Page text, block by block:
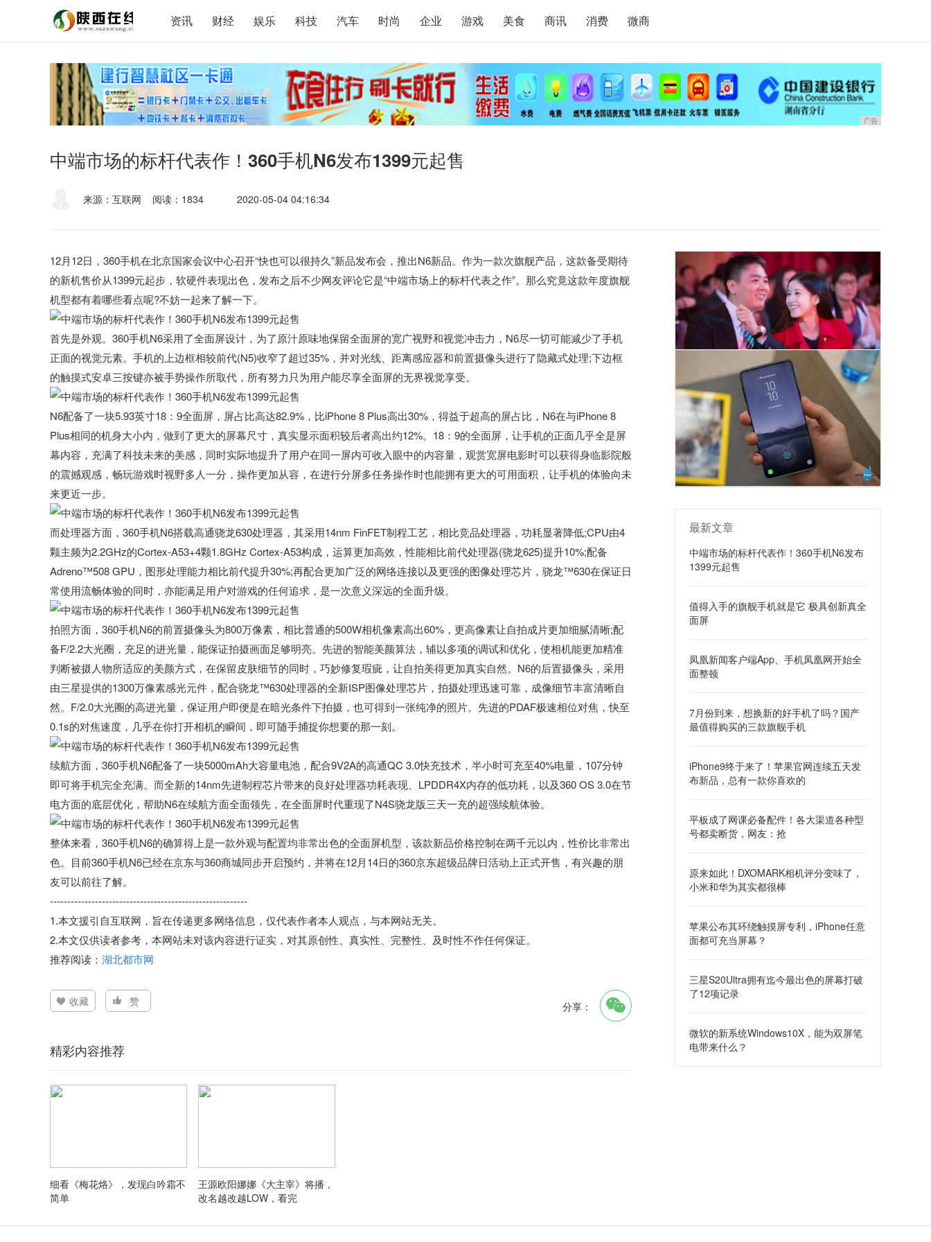
资讯 财经 娱乐 科技 汽车 时尚 企业 游戏 美食 商讯 消费 微商
广告
中端市场的标杆代表作！360手机N6发布1399元起售
来源：互联网 阅读：1834 2020-05-04 04:16:34
12月12日，360手机在北京国家会议中心召开“快也可以很持久”新品发布会，推出N6新品。作为一款次旗舰产品，这款备受期待
的新机售价从1399元起步，软硬件表现出色，发布之后不少网友评论它是“中端市场上的标杆代表之作”。那么究竟这款年度旗舰
机型都有着哪些看点呢?不妨一起来了解一下。
首先是外观。360手机N6采用了全面屏设计，为了原汁原味地保留全面屏的宽广视野和视觉冲击力，N6尽一切可能减少了手机
正面的视觉元素。手机的上边框相较前代(N5)收窄了超过35%，并对光线、距离感应器和前置摄像头进行了隐藏式处理;下边框
的触摸式安卓三按键亦被手势操作所取代，所有努力只为用户能尽享全面屏的无界视觉享受。
N6配备了一块5.93英寸18：9全面屏，屏占比高达82.9%，比iPhone 8 Plus高出30%，得益于超高的屏占比，N6在与iPhone 8
Plus相同的机身大小内，做到了更大的屏幕尺寸，真实显示面积较后者高出约12%。18：9的全面屏，让手机的正面几乎全是屏
幕内容，充满了科技未来的美感，同时实际地提升了用户在同一屏内可收入眼中的内容量，观赏宽屏电影时可以获得身临影院般
的震撼观感，畅玩游戏时视野多人一分，操作更加从容，在进行分屏多任务操作时也能拥有更大的可用面积，让手机的体验向未
来更近一步。
而处理器方面，360手机N6搭载高通骁龙630处理器，其采用14nm FinFET制程工艺，相比竞品处理器，功耗显著降低;CPU由4
颗主频为2.2GHz的Cortex-A53+4颗1.8GHz Cortex-A53构成，运算更加高效，性能相比前代处理器(骁龙625)提升10%;配备
Adreno™508 GPU，图形处理能力相比前代提升30%;再配合更加广泛的网络连接以及更强的图像处理芯片，骁龙™630在保证日
常使用流畅体验的同时，亦能满足用户对游戏的任何追求，是一次意义深远的全面升级。
拍照方面，360手机N6的前置摄像头为800万像素，相比普通的500W相机像素高出60%，更高像素让自拍成片更加细腻清晰;配
备F/2.2大光圈，充足的进光量，能保证拍摄画面足够明亮。先进的智能美颜算法，辅以多项的调试和优化，使相机能更加精准
判断被摄人物所适应的美颜方式，在保留皮肤细节的同时，巧妙修复瑕疵，让自拍美得更加真实自然。N6的后置摄像头，采用
由三星提供的1300万像素感光元件，配合骁龙™630处理器的全新ISP图像处理芯片，拍摄处理迅速可靠，成像细节丰富清晰自
然。F/2.0大光圈的高进光量，保证用户即便是在暗光条件下拍摄，也可得到一张纯净的照片。先进的PDAF极速相位对焦，快至
0.1s的对焦速度，几乎在你打开相机的瞬间，即可随手捕捉你想要的那一刻。
续航方面，360手机N6配备了一块5000mAh大容量电池，配合9V2A的高通QC 3.0快充技术，半小时可充至40%电量，107分钟
即可将手机完全充满。而全新的14nm先进制程芯片带来的良好处理器功耗表现、LPDDR4X内存的低功耗，以及360 OS 3.0在节
电方面的底层优化，帮助N6在续航方面全面领先，在全面屏时代重现了N4S骁龙版三天一充的超强续航体验。
整体来看，360手机N6的确算得上是一款外观与配置均非常出色的全面屏机型，该款新品价格控制在两千元以内，性价比非常出
色。目前360手机N6已经在京东与360商城同步开启预约，并将在12月14日的360京东超级品牌日活动上正式开售，有兴趣的朋
友可以前往了解。
---------------------------------------------------------
1.本文援引自互联网，旨在传递更多网络信息，仅代表作者本人观点，与本网站无关。
2.本文仅供读者参考，本网站未对该内容进行证实，对其原创性、真实性、完整性、及时性不作任何保证。
推荐阅读： 湖北都市网
收藏 赞 分享：
精彩内容推荐
细看《梅花烙》，发现白吟霜不
简单
王源欧阳娜娜《大主宰》将播，
改名越改越LOW，看完
最新文章
中端市场的标杆代表作！360手机N6发布
1399元起售
值得入手的旗舰手机就是它 极具创新真全
面屏
凤凰新闻客户端App、手机凤凰网开始全
面整顿
7月份到来，想换新的好手机了吗？国产
最值得购买的三款旗舰手机
iPhone9终于来了！苹果官网连续五天发
布新品，总有一款你喜欢的
平板成了网课必备配件！各大渠道各种型
号都卖断货，网友：抢
原来如此！DXOMARK相机评分变味了，
小米和华为其实都很棒
苹果公布其环绕触摸屏专利，iPhone任意
面都可充当屏幕？
三星S20Ultra拥有迄今最出色的屏幕打破
了12项记录
微软的新系统Windows10X，能为双屏笔
电带来什么？